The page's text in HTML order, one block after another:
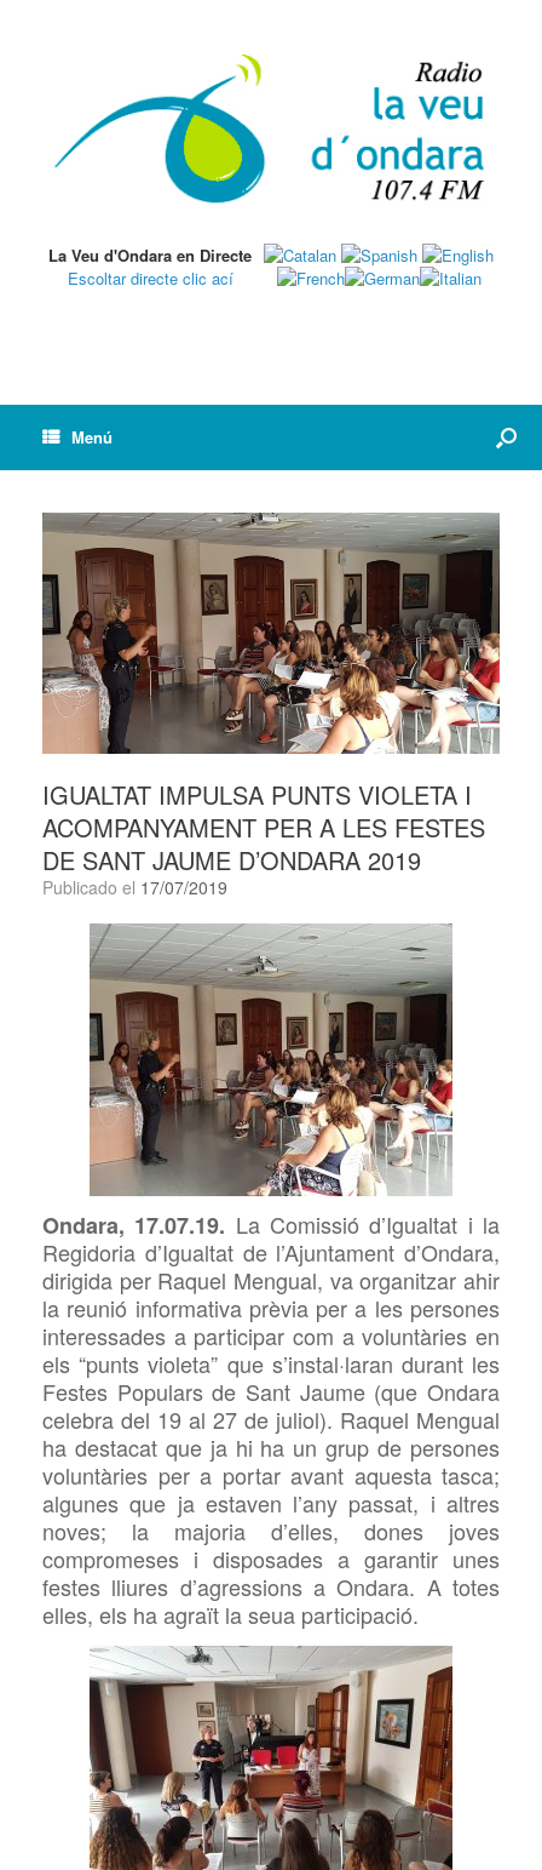
La Veu d'Ondara en Directe
Escoltar directe clic ací
Menú
IGUALTAT IMPULSA PUNTS VIOLETA I
ACOMPANYAMENT PER A LES FESTES
DE SANT JAUME D’ONDARA 2019
Publicado el 17/07/2019
Ondara, 17.07.19. La Comissió d’Igualtat i la
Regidoria d’Igualtat de l’Ajuntament d’Ondara,
dirigida per Raquel Mengual, va organitzar ahir
la reunió informativa prèvia per a les persones
interessades a participar com a voluntàries en
els “punts violeta” que s’instal·laran durant les
Festes Populars de Sant Jaume (que Ondara
celebra del 19 al 27 de juliol). Raquel Mengual
ha destacat que ja hi ha un grup de persones
voluntàries per a portar avant aquesta tasca;
algunes que ja estaven l’any passat, i altres
noves; la majoria d’elles, dones joves
compromeses i disposades a garantir unes
festes lliures d’agressions a Ondara. A totes
elles, els ha agraït la seua participació.